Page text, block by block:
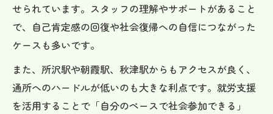
せられています。スタッフの理解やサポートがあること
で、自己肯定感の回復や社会復帰への自信につながった
ケースも多いです。
また、所沢駅や朝霞駅、秋津駅からもアクセスが良く、
通所へのハードルが低いのも大きな利点です。就労支援
を活用することで「自分のペースで社会参加できる」